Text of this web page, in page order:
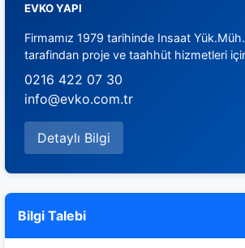
EVKO YAPI
Firmamız 1979 tarihinde Insaat
tarafindan proje ve taahhüt hizmetleri
0216 422 07 30
info@evko.com.tr
Detaylı Bilgi
Bilgi Talebi